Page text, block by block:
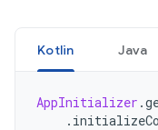
Kotlin Java
AppInitializer .
.